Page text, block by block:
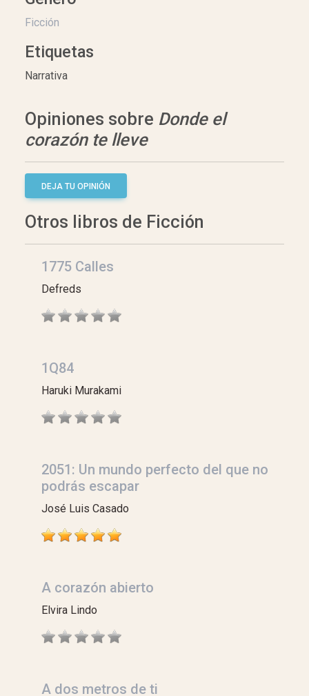
Ficción
Etiquetas
Narrativa
Opiniones sobre Donde el
corazón te lleve
DEJA TU OPINIÓN
Otros libros de Ficción
1775 Calles
Defreds
1Q84
Haruki Murakami
2051: Un mundo perfecto del que no
podrás escapar
José Luis Casado
A corazón abierto
Elvira Lindo
A dos metros de ti